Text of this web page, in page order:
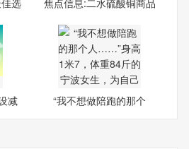
减
“我不想做陪跑的那个